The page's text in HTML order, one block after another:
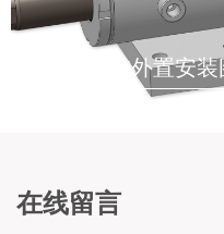
液压油缸外置安装
在线留言